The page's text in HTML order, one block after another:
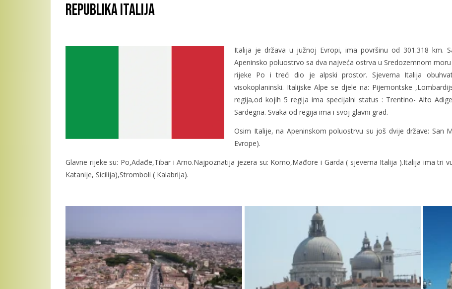
Republika Italija
Italija je država u južnoj Evropi, ima površinu od 301.318 km.
Apeninsko poluostrvo sa dva najveća ostrva u Sredozemnom
rijeke Po i treći dio je alpski prostor. Sjeverna Italija
visokoplaninski. Italijske Alpe se djele na: Pijemontske
regija,od kojih 5 regija ima specijalni status : Trentino- Alto
Sardegna. Svaka od regija ima i svoj glavni grad.
Osim Italije, na Apeninskom poluostrvu su još dvije države: San
Evrope).
Glavne rijeke su: Po,Adađe,Tibar i Arno.Najpoznatija jezera su: Komo,Mađore i Garda ( sjeverna Italija ).Italija ima tri
Katanije, Sicilija),Stromboli ( Kalabrija).